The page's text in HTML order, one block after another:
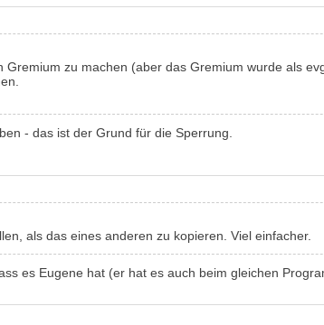
zu machen (aber das Gremium wurde als
- das ist der Grund für die Sperrung.
als das eines anderen zu kopieren. Viel einfacher.
es Eugene hat (er hat es auch beim gleichen